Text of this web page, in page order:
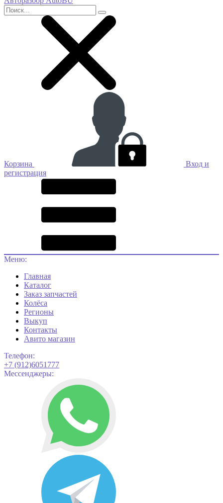
Корзина
Вход и
регистрация
Меню:
Главная
Каталог
Заказ запчастей
Колёса
Регионы
Выкуп
Контакты
Авито магазин
Телефон:
+7 (912)6051777
Мессенджеры: